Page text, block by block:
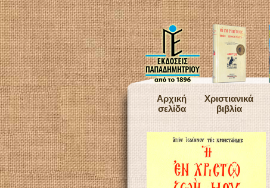
Αρχική
σελίδα
Χριστιανικά
βιβλία